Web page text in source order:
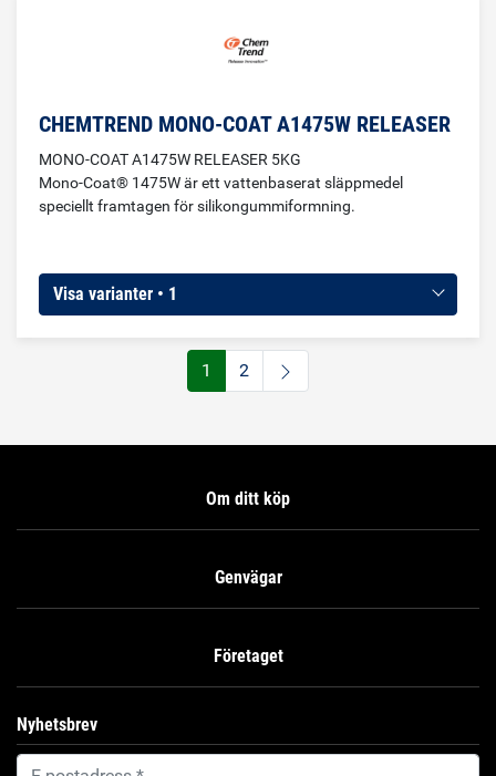
CHEMTREND MONO-COAT A1475W RELEASER
MONO-COAT A1475W RELEASER 5KG
Mono-Coat® 1475W är ett vattenbaserat släppmedel
speciellt framtagen för silikongummiformning.
Visa varianter • 1
1 2
Om ditt köp
Genvägar
Företaget
Nyhetsbrev